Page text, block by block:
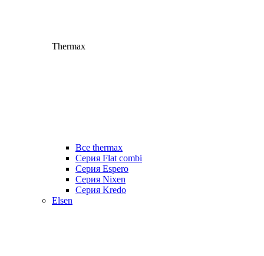
Thermax
Все thermax
Серия Flat combi
Серия Espero
Серия Nixen
Серия Kredo
Elsen